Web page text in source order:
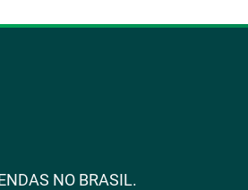
NO BRASIL.